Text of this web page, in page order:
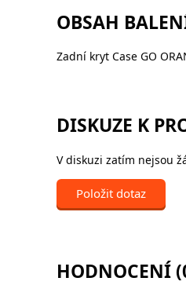
OBSAH
Zadní kryt Case GO
DISKUZE K
V diskuzi zatím nejsou
Položit dotaz
HODNOCENÍ